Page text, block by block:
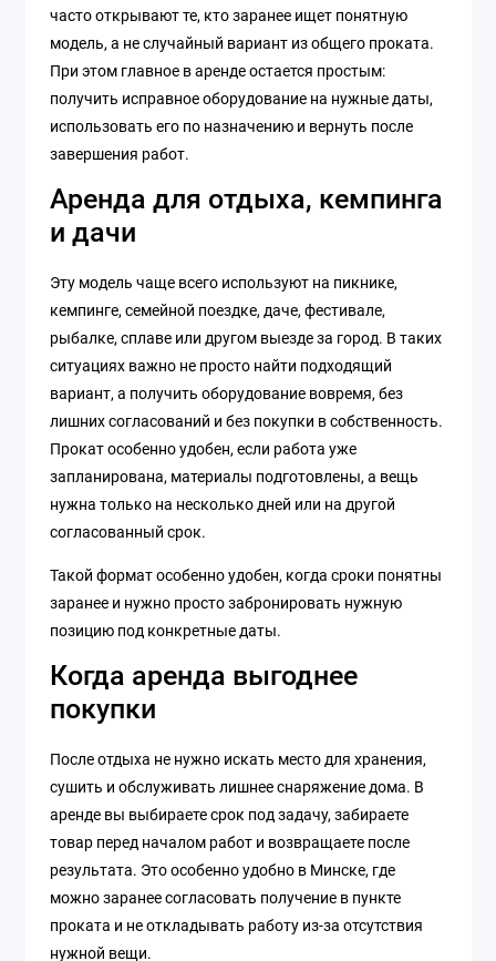
часто открывают те, кто заранее ищет понятную
модель, а не случайный вариант из общего проката.
При этом главное в аренде остается простым:
получить исправное оборудование на нужные даты,
использовать его по назначению и вернуть после
завершения работ.
Аренда для отдыха, кемпинга
и дачи
Эту модель чаще всего используют на пикнике,
кемпинге, семейной поездке, даче, фестивале,
рыбалке, сплаве или другом выезде за город. В таких
ситуациях важно не просто найти подходящий
вариант, а получить оборудование вовремя, без
лишних согласований и без покупки в собственность.
Прокат особенно удобен, если работа уже
запланирована, материалы подготовлены, а вещь
нужна только на несколько дней или на другой
согласованный срок.
Такой формат особенно удобен, когда сроки понятны
заранее и нужно просто забронировать нужную
позицию под конкретные даты.
Когда аренда выгоднее
покупки
После отдыха не нужно искать место для хранения,
сушить и обслуживать лишнее снаряжение дома. В
аренде вы выбираете срок под задачу, забираете
товар перед началом работ и возвращаете после
результата. Это особенно удобно в Минске, где
можно заранее согласовать получение в пункте
проката и не откладывать работу из-за отсутствия
нужной вещи.